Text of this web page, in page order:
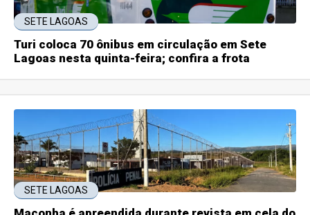
SETE LAGOAS
Turi coloca 70 ônibus em circulação em Sete
Lagoas nesta quinta-feira; confira a frota
SETE LAGOAS